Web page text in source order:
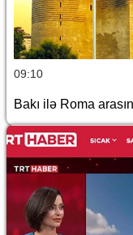
09:10
Bakı ilə Roma